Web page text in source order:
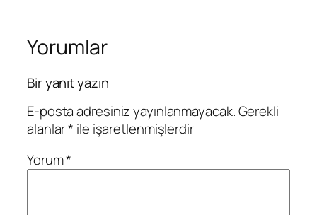
Yorumlar
Bir yanıt yazın
E-posta adresiniz yayınlanmayacak.Gerekli
alanlar* ile işaretlenmişlerdir
Yorum*